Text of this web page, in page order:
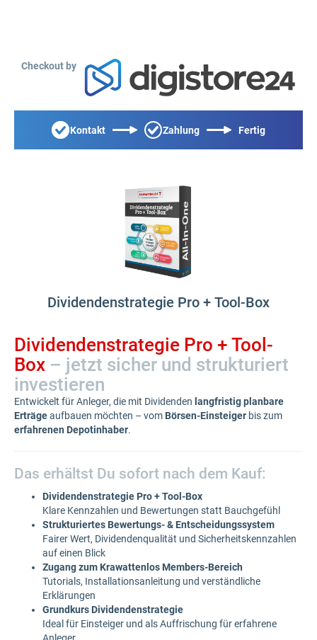
Checkout by
Kontakt Zahlung Fertig
Dividendenstrategie Pro + Tool-Box
Dividendenstrategie Pro + Tool-
Box – jetzt sicher und strukturiert
investieren
Entwickelt für Anleger, die mit Dividenden langfristig planbare
Erträgeaufbauen möchten – vom Börsen-Einsteiger bis zum
erfahrenen Depotinhaber.
Das erhältst Du sofort nach dem Kauf:
Dividendenstrategie Pro + Tool-Box
Klare Kennzahlen und Bewertungen statt Bauchgefühl
Strukturiertes Bewertungs- & Entscheidungssystem
Fairer Wert, Dividendenqualität und Sicherheitskennzahlen
auf einen Blick
Zugang zum Krawattenlos Members-Bereich
Tutorials, Installationsanleitung und verständliche
Erklärungen
Grundkurs Dividendenstrategie
Ideal für Einsteiger und als Auffrischung für erfahrene